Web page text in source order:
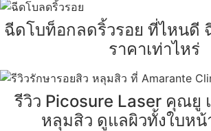
ฉีดโบท็อกลดริ้วรอย ที่ไหนดี
ราคาเท่าไหร่
รีวิว Picosure Laser คุณยู
หลุมสิว ดูแลผิวทั้งใบหน้